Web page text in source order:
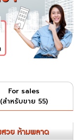
For sales
(สำหรับขาย 55)